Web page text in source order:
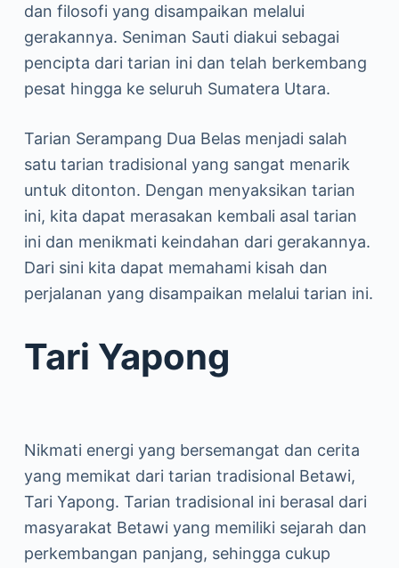
dan filosofi yang disampaikan melalui
gerakannya. Seniman Sauti diakui sebagai
pencipta dari tarian ini dan telah berkembang
pesat hingga ke seluruh Sumatera Utara.
Tarian Serampang Dua Belas menjadi salah
satu tarian tradisional yang sangat menarik
untuk ditonton. Dengan menyaksikan tarian
ini, kita dapat merasakan kembali asal tarian
ini dan menikmati keindahan dari gerakannya.
Dari sini kita dapat memahami kisah dan
perjalanan yang disampaikan melalui tarian ini.
Tari Yapong
Nikmati energi yang bersemangat dan cerita
yang memikat dari tarian tradisional Betawi,
Tari Yapong. Tarian tradisional ini berasal dari
masyarakat Betawi yang memiliki sejarah dan
perkembangan panjang, sehingga cukup